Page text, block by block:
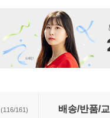
(116/161) 배송/반품/